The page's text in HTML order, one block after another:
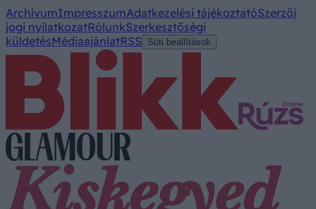
ArchívumImpresszumAdatkezelési tájékoztatóSzerzői
jogi nyilatkozatRólunkSzerkesztőségi
küldetésMédiaajánlatRSS Süti beállítások